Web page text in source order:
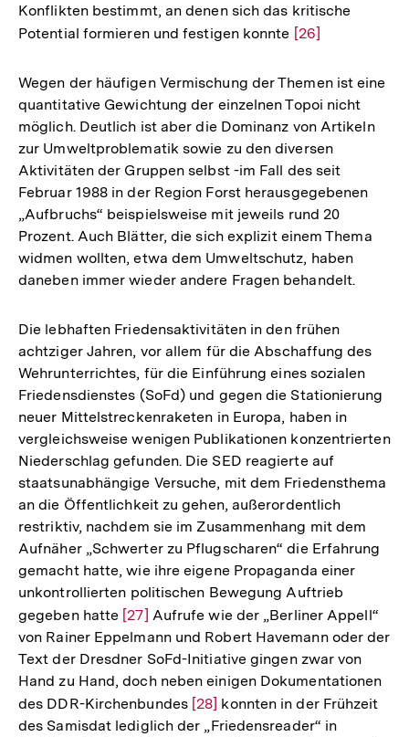
Konflikten bestimmt, an denen sich das kritische
Potential formieren und festigen konnte Zur
der
Fußnote
[26]
Wegen der häufigen Vermischung der Themen ist eine
quantitative Gewichtung der einzelnen Topoi nicht
möglich. Deutlich ist aber die Dominanz von Artikeln
zur Umweltproblematik sowie zu den diversen
Aktivitäten der Gruppen selbst -im Fall des seit
Februar 1988 in der Region Forst herausgegebenen
„Aufbruchs“ beispielsweise mit jeweils rund 20
Prozent. Auch Blätter, die sich explizit einem Thema
widmen wollten, etwa dem Umweltschutz, haben
daneben immer wieder andere Fragen behandelt.
Die lebhaften Friedensaktivitäten in den frühen
achtziger Jahren, vor allem für die Abschaffung des
Wehrunterrichtes, für die Einführung eines sozialen
Friedensdienstes (SoFd) und gegen die Stationierung
neuer Mittelstreckenraketen in Europa, haben in
vergleichsweise wenigen Publikationen konzentrierten
Niederschlag gefunden. Die SED reagierte auf
staatsunabhängige Versuche, mit dem Friedensthema
an die Öffentlichkeit zu gehen, außerordentlich
restriktiv, nachdem sie im Zusammenhang mit dem
Aufnäher „Schwerter zu Pflugscharen“ die Erfahrung
gemacht hatte, wie ihre eigene Propaganda einer
unkontrollierten politischen Bewegung Auftrieb
gegeben hatte Zur
Auflösung
der
Fußnote
[27] Aufrufe wie der „Berliner Appell“
von Rainer Eppelmann und Robert Havemann oder der
Text der Dresdner SoFd-Initiative gingen zwar von
Hand zu Hand, doch neben einigen Dokumentationen
des DDR-Kirchenbundes Zur
Auflösung
[28] konnten in der Frühzeit
des Samisdat lediglich der „Friedensreader“ in